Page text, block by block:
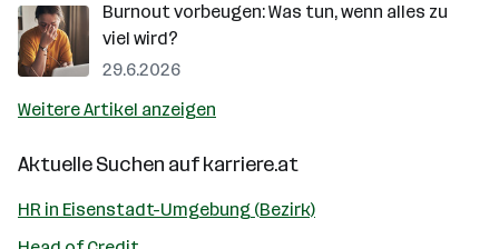
Burnout vorbeugen: Was tun, wenn alles zu
viel wird?
29.6.2026
Weitere Artikel anzeigen
Aktuelle Suchen aufkarriere.at
HR in Eisenstadt-Umgebung (Bezirk)